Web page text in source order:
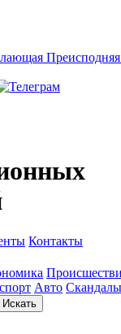
Преисподняя
Контакты
Авто Скандалы